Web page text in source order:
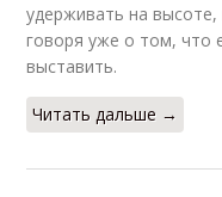
удерживать на
говоря уже о том, что
выставить.
Читать дальше →